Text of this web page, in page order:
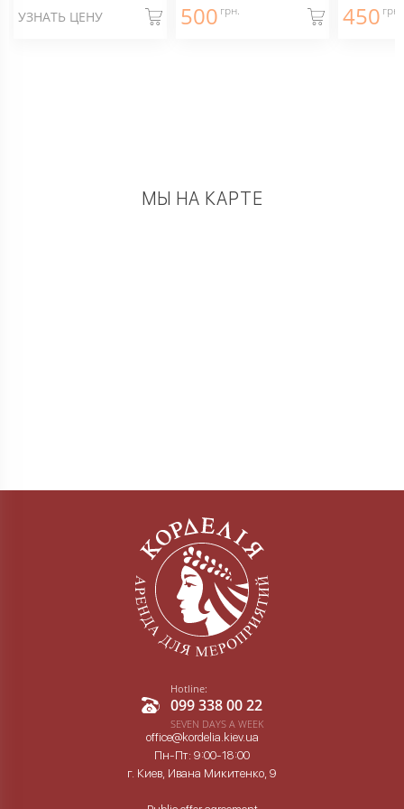
УЗНАТЬ ЦЕНУ 500 грн. 450 грн.
МЫ НА КАРТЕ
Hotline:
099 338 00 22
SEVEN DAYS A WEEK
office@kordelia.kiev.ua
Пн-Пт: 9:00-18:00
г. Киев, Ивана Микитенко, 9